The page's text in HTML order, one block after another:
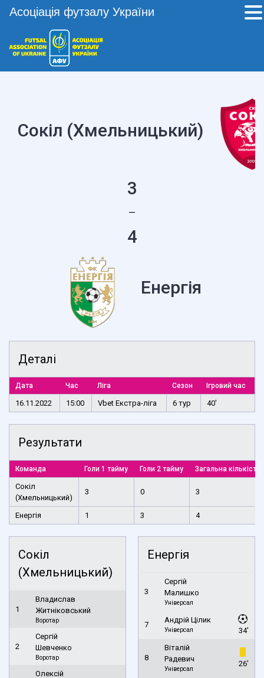
Сокіл (Хмельницький)
3
—
4
Енергія
Деталі
Дата Час Ліга Сезон Ігровий час
16.11.2022 15:00 Vbet Екстра-ліга 6 тур 40'
Результати
Команда Голи 1 тайму Голи 2 тайму Загальна кількість
Сокіл
(Хмельницький)
3 0 3
Енергія 1 3 4
Сокіл
(Хмельницький)
1
Владислав
Житніковський
Воротар
2
Сергій
Шевченко
Воротар
Олексій
Енергія
3
Сергій
Малишко
Універсал
7
Андрій Цілик
Універсал 34'
8
Віталій
Радевич
Універсал
26'
Асоціація футзалу України